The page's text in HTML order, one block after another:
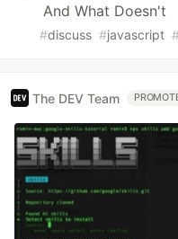
And What Doesn't
#discuss #javascript #
The DEV Team